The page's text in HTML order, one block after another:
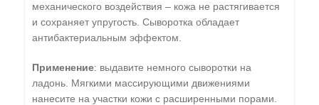
механического воздействия – кожа не растягивается
и сохраняет упругость. Сыворотка обладает
антибактериальным эффектом.
Применение: выдавите немного сыворотки на
ладонь. Мягкими массирующими движениями
нанесите на участки кожи с расширенными порами.